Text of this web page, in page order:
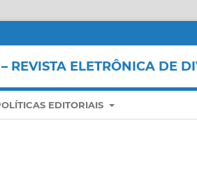
REVISTA ELETRÔNICA DE
EDITORIAIS